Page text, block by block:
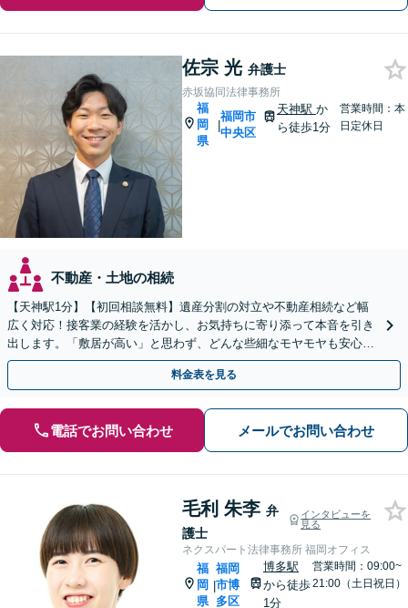
佐宗 光 弁護士
赤坂協同法律事務所
福
岡
県
|
福岡市
中央区
天神駅 か
ら徒歩1分
営業時間：本
日定休日
不動産・土地の相続
【天神駅1分】【初回相談無料】遺産分割の対立や不動産相続など幅
広く対応！接客業の経験を活かし、お気持ちに寄り添って本音を引き
出します。「敷居が高い」と思わず、どんな些細なモヤモヤも安心し
てお聞かせください【夜間・休日相談可】
料金表を見る
電話でお問い合わせ メールでお問い合わせ
毛利 朱李 弁
護士
インタビューを
見る
ネクスパート法律事務所 福岡オフィス
福
岡
県
|
福岡
市博
多区
博多駅
から徒歩
1分
営業時間：09:00~
21:00（土日祝日）